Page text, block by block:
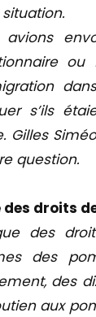
avions
s’ils
Gilles
question.
des droits
des
des
des
aux